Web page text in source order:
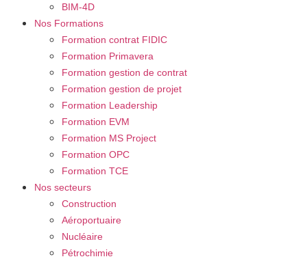
BIM-4D
Nos Formations
Formation contrat FIDIC
Formation Primavera
Formation gestion de contrat
Formation gestion de projet
Formation Leadership
Formation EVM
Formation MS Project
Formation OPC
Formation TCE
Nos secteurs
Construction
Aéroportuaire
Nucléaire
Pétrochimie